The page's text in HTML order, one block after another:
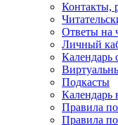
Контакты,
Ответы на
Личный
Календарь
Подкасты
Календарь
Правила
Правила